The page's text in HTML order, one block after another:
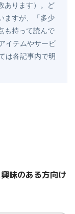
あります）。ど
ますが、「多少
も持って読んで
イテムやサービ
は各記事内で明
味のある方向け